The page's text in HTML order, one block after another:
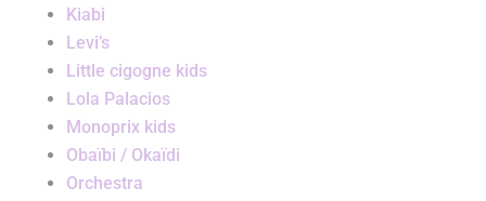
Kiabi
Levi’s
Little cigogne kids
Lola Palacios
Monoprix kids
Obaïbi / Okaïdi
Orchestra